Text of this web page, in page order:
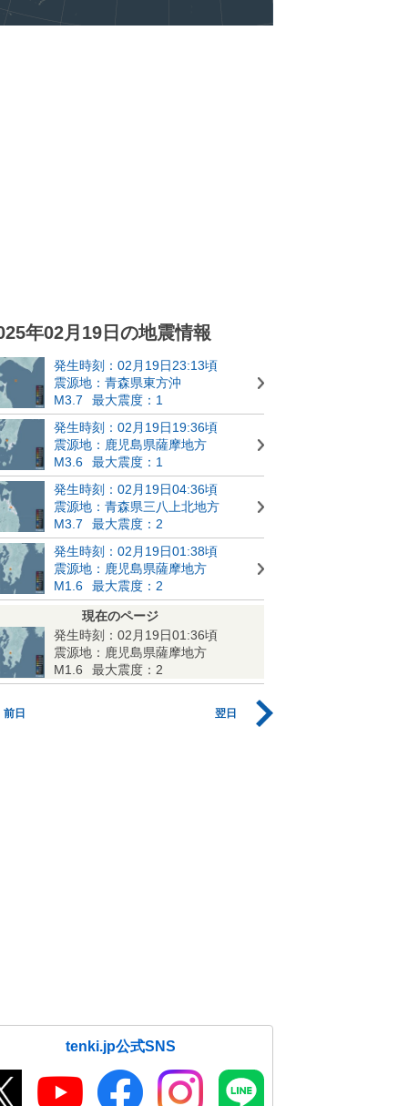
年02月19日の地震情報
発生時刻：02月19日23:13頃
震源地：青森県東方沖
M3.7
最大震度：1
発生時刻：02月19日19:36頃
震源地：鹿児島県薩摩地方
M3.6
最大震度：1
発生時刻：02月19日04:36頃
震源地：青森県三八上北地方
M3.7
最大震度：2
発生時刻：02月19日01:38頃
震源地：鹿児島県薩摩地方
M1.6
最大震度：2
現在のページ
発生時刻：02月19日01:36頃
震源地：鹿児島県薩摩地方
M1.6
最大震度：2
前日 翌日
tenki.jp公式SNS